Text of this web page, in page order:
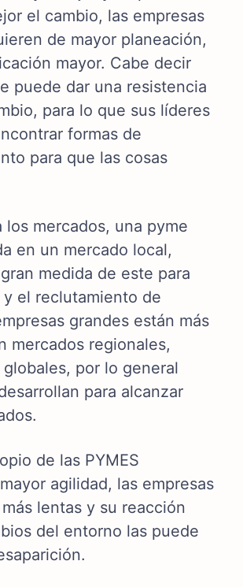
el cambio, las empresas
de mayor planeación,
mayor. Cabe decir
puede dar una resistencia
para lo que sus líderes
formas de
para que las cosas
los mercados, una pyme
en un mercado local,
medida de este para
y el reclutamiento de
grandes están más
mercados regionales,
por lo general
para alcanzar
de las PYMES
agilidad, las empresas
lentas y su reacción
del entorno las puede